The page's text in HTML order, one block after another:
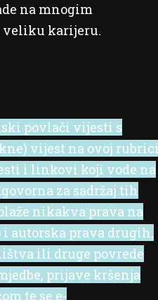
na mnogim
veliku karijeru.
povlači vijesti s
vijest na ovoj
i linkovi koji vode na
za sadržaj tih
nikakva prava na
autorska prava drugih,
ili druge povrede
prijave kršenja
te se e-